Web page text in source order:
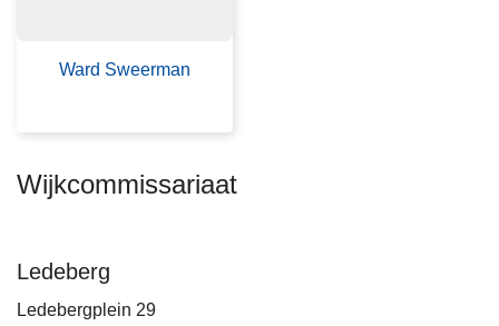
Ward Sweerman
Wijkcommissariaat
Ledeberg
Ledebergplein 29